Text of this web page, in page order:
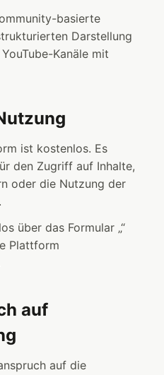
basierte
Darstellung
Kanäle mit
ist kostenlos. Es
den Zugriff auf Inhalte,
oder die Nutzung der
über das Formular „“
Plattform
auf
auf die